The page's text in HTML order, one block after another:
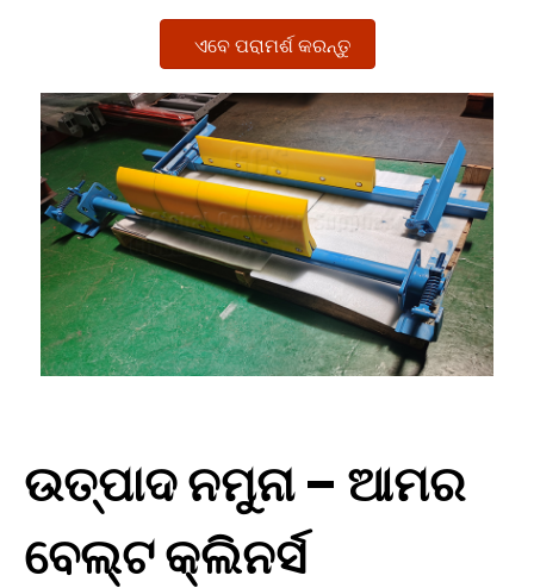
ଏବେ ପରାମର୍ଶ କରନ୍ତୁ
ଉତ୍ପାଦ ନମୁନା – ଆମର
ବେଲ୍ଟ କ୍ଲିନର୍ସ